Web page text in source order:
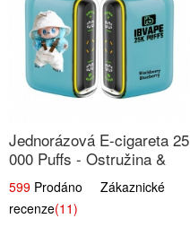
Jednorázová E-cigareta 25
000 Puffs - Ostružina &
Borůvka
599 Prodáno Zákaznické
recenze(11)